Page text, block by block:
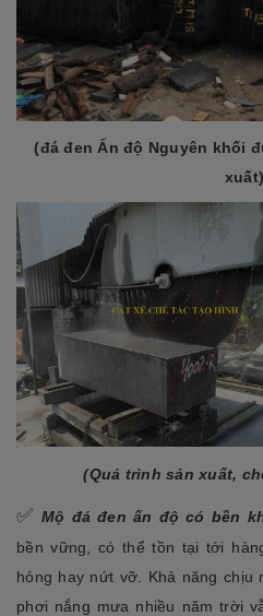
(đá đen Ấn độ Nguyên khối
xuất)
(Quá trình sản xuất,
✅ Mộ đá đen ấn độ có bền
bền vững, có thể tồn tại tới
hỏng hay nứt vỡ. Khả năng chịu
phơi nắng mưa nhiều năm trời